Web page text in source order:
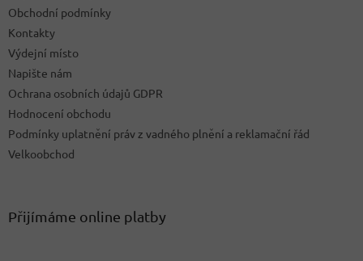
Obchodní podmínky
Kontakty
Výdejní místo
Napište nám
Ochrana osobních údajů GDPR
Hodnocení obchodu
Podmínky uplatnění práv z vadného plnění a reklamační řád
Velkoobchod
Přijímáme online platby